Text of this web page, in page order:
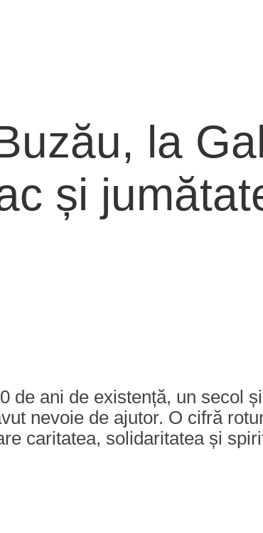
la
și
de ani de existență, un secol
nevoie de ajutor. O cifră
caritatea, solidaritatea și